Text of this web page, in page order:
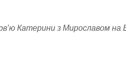
Катерини з Мирославом на